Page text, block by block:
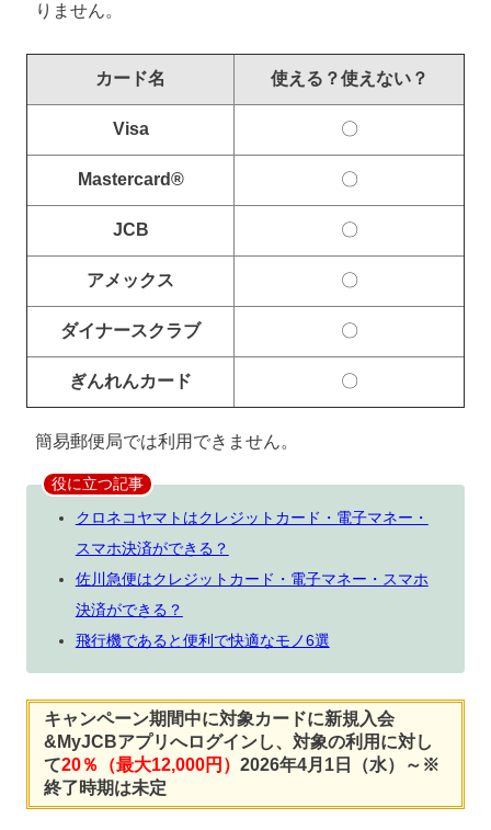
りません。
カード名 使える？使えない？
Visa 〇
Mastercard® 〇
JCB 〇
アメックス 〇
ダイナースクラブ 〇
ぎんれんカード 〇
簡易郵便局では利用できません。
役に立つ記事
クロネコヤマトはクレジットカード・電子マネー・
スマホ決済ができる？
佐川急便はクレジットカード・電子マネー・スマホ
決済ができる？
飛行機であると便利で快適なモノ6選
キャンペーン期間中に対象カードに新規入会
&MyJCBアプリへログインし、対象の利用に対し
て20％（最大12,000円） 2026年4月1日（水）～※
終了時期は未定